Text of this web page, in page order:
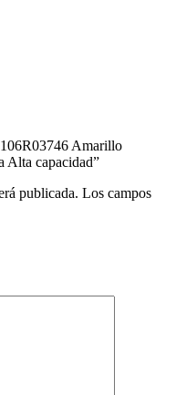
Amarillo
Alta capacidad”
publicada. Los campos